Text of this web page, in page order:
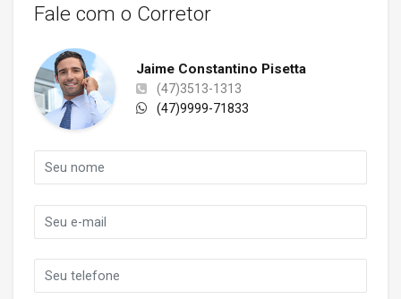
Fale com o Corretor
Jaime Constantino Pisetta
(47)3513-1313
(47)9999-71833